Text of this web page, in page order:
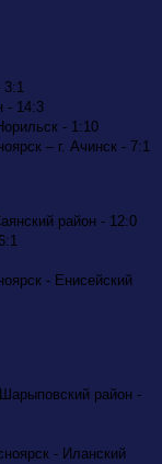
3:1
- 14:3
- 1:10
– г. Ачинск - 7:1
район - 12:0
- Енисейский
район -
- Иланский